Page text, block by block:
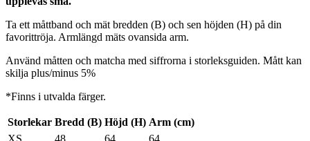
Ta ett måttband och mät bredden (B) och sen höjden (H) på din
favorittröja. Armlängd mäts ovansida arm.
Använd måtten och matcha med siffrorna i storleksguiden. Mått kan
skilja plus/minus 5%
*Finns i utvalda färger.
Storlekar Bredd (B) Höjd (H) Arm (cm)